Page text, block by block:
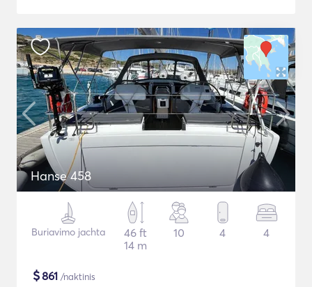
Hanse 458
Buriavimo jachta
46 ft
14 m
10 4 4
$861 /naktinis